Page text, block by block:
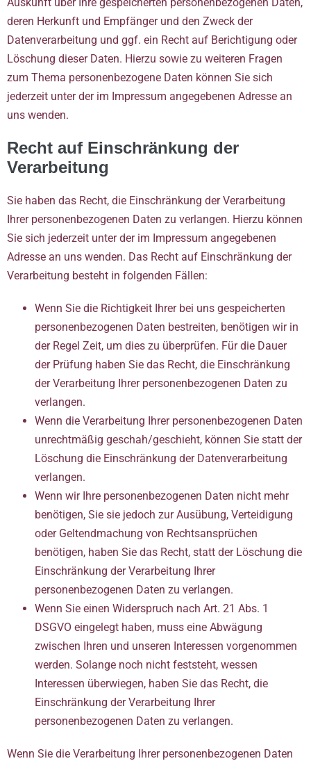
deren Herkunft und Empfänger und den Zweck der
Datenverarbeitung und ggf. ein Recht auf Berichtigung oder
Löschung dieser Daten. Hierzu sowie zu weiteren Fragen
zum Thema personenbezogene Daten können Sie sich
jederzeit unter der im Impressum angegebenen Adresse an
uns wenden.
Recht auf Einschränkung der
Verarbeitung
Sie haben das Recht, die Einschränkung der Verarbeitung
Ihrer personenbezogenen Daten zu verlangen. Hierzu können
Sie sich jederzeit unter der im Impressum angegebenen
Adresse an uns wenden. Das Recht auf Einschränkung der
Verarbeitung besteht in folgenden Fällen:
Wenn Sie die Richtigkeit Ihrer bei uns gespeicherten
personenbezogenen Daten bestreiten, benötigen wir in
der Regel Zeit, um dies zu überprüfen. Für die Dauer
der Prüfung haben Sie das Recht, die Einschränkung
der Verarbeitung Ihrer personenbezogenen Daten zu
verlangen.
Wenn die Verarbeitung Ihrer personenbezogenen Daten
unrechtmäßig geschah/geschieht, können Sie statt der
Löschung die Einschränkung der Datenverarbeitung
verlangen.
Wenn wir Ihre personenbezogenen Daten nicht mehr
benötigen, Sie sie jedoch zur Ausübung, Verteidigung
oder Geltendmachung von Rechtsansprüchen
benötigen, haben Sie das Recht, statt der Löschung die
Einschränkung der Verarbeitung Ihrer
personenbezogenen Daten zu verlangen.
Wenn Sie einen Widerspruch nach Art. 21 Abs. 1
DSGVO eingelegt haben, muss eine Abwägung
zwischen Ihren und unseren Interessen vorgenommen
werden. Solange noch nicht feststeht, wessen
Interessen überwiegen, haben Sie das Recht, die
Einschränkung der Verarbeitung Ihrer
personenbezogenen Daten zu verlangen.
Wenn Sie die Verarbeitung Ihrer personenbezogenen Daten